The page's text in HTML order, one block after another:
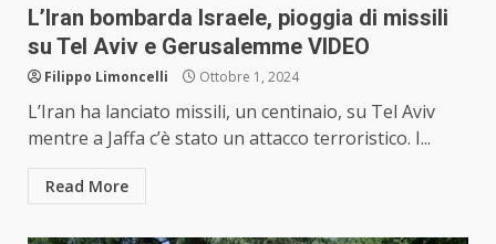
L’Iran bombarda Israele, pioggia di missili
su Tel Aviv e Gerusalemme VIDEO
Filippo Limoncelli Ottobre 1, 2024
L’Iran ha lanciato missili, un centinaio, su Tel Aviv
mentre a Jaffa c’è stato un attacco terroristico. I...
Read More